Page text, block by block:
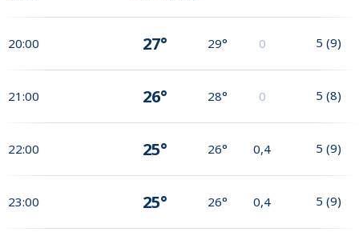
20:00 27° 29° 0 5 (9)
21:00 26° 28° 0 5 (8)
22:00 25° 26° 0,4 5 (9)
23:00 25° 26° 0,4 5 (9)